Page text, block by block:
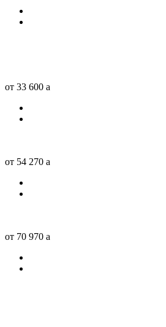
от 33 600 a
от 54 270 a
от 70 970 a